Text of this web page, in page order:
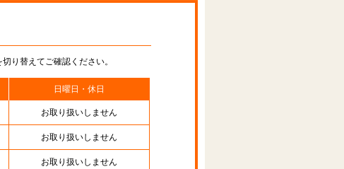
り替えてご確認ください。
日曜日・休日
お取り扱いしません
お取り扱いしません
お取り扱いしません